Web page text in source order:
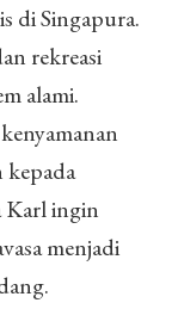
di Singapura.
rekreasi
alami.
Karl ingin
menjadi